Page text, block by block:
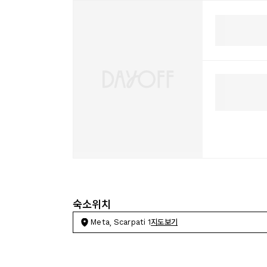
숙소위치
Meta, Scarpati 1지도보기